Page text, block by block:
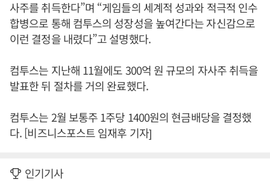
사주를 취득한다”며 “게임들의 세계적 성과와 적극적 인수
합병으로 통해 컴투스의 성장성을 높여간다는 자신감으로
이런 결정을 내렸다”고 설명했다.
컴투스는 지난해 11월에도 300억 원 규모의 자사주 취득을
발표한 뒤 절차를 거의 완료했다.
컴투스는 2월 보통주 1주당 1400원의 현금배당을 결정했
다. [비즈니스포스트 임재후 기자]
인기기사